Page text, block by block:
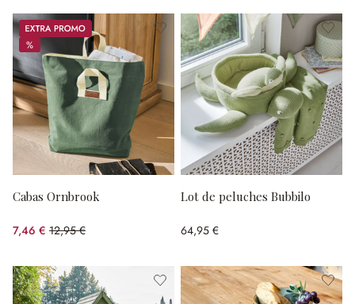
Promos
%
%
Cabas Ornbrook
7,46 € 12,95 €
(42.39%spared)
Lot de peluches Bubbilo
64,95 €